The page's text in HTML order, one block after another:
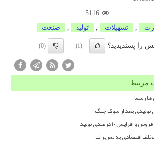
5116
تسهیلات تولید صنعت
را پسندیدید؟ (1)
(0)
مرتبط
ها رسما
تولیدی بعد از شوک جنگ